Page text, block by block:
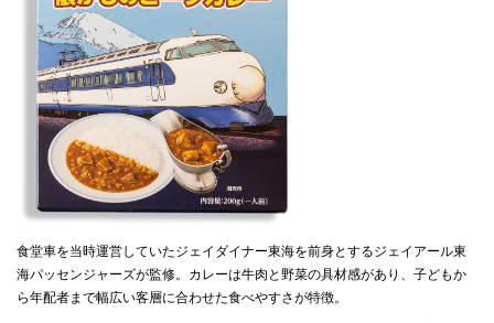
食堂車を当時運営していたジェイダイナー東海を前身とするジェイアール東
海パッセンジャーズが監修。カレーは牛肉と野菜の具材感があり、子どもか
ら年配者まで幅広い客層に合わせた食べやすさが特徴。